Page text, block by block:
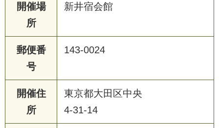
開催場
所
新井宿会館
郵便番
号
143-0024
開催住
所
東京都大田区中央
4-31-14